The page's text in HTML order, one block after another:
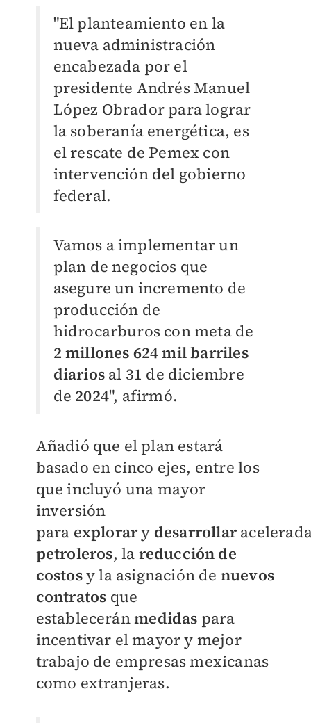
"El planteamiento en la
nueva administración
encabezada por el
presidente Andrés Manuel
López Obrador para lograr
la soberanía energética, es
el rescate de Pemex con
intervención del gobierno
federal.
Vamos a implementar un
plan de negocios que
asegure un incremento de
producción de
hidrocarburos con meta de
2 millones 624 mil barriles
diarios al 31 de diciembre
de 2024", afirmó.
Añadió que el plan estará
basado en cinco ejes, entre los
que incluyó una mayor
inversión
para explorary desarrollar
petroleros, la reducción de
costosy la asignación de nuevos
contratos que
estableceránmedidas para
incentivar el mayor y mejor
trabajo de empresas mexicanas
como extranjeras.